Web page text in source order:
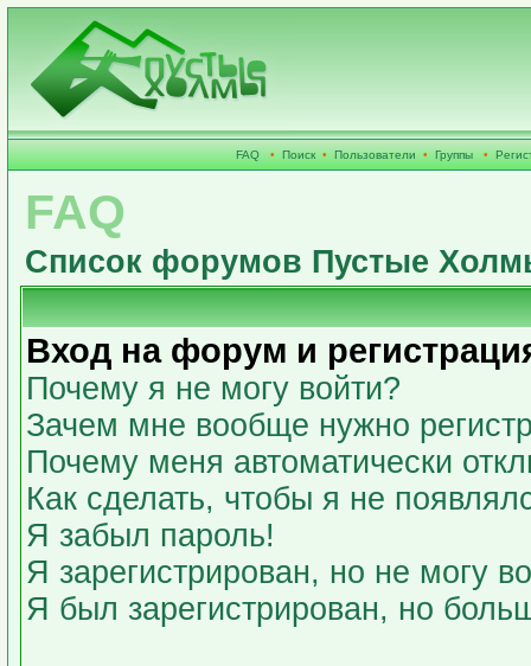
FAQ • Поиск • Пользователи • Группы •
FAQ
Список форумов Пустые
Вход на форум и
Почему я не могу войти?
Зачем мне вообще нужно
Почему меня автоматически
Как сделать, чтобы я не
Я забыл пароль!
Я зарегистрирован, но не могу
Я был зарегистрирован, но